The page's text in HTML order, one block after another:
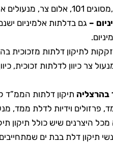
אמריקאים ועוד.
– גם בדלתות אלמיניום
לתיקון דלתות מזכוכית
צר כיוון לדלתות זכוכית,
בהרצליה תיקון דלתות הממ”ד
פרזולים וידיות לדלת ממד,
היצרנים שיש כולל תיקון
תיקון דלת בבת ים